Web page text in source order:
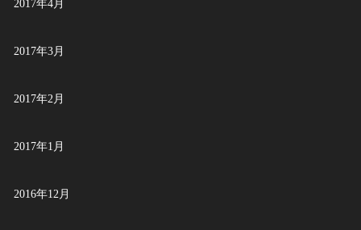
2017年4月
2017年3月
2017年2月
2017年1月
2016年12月